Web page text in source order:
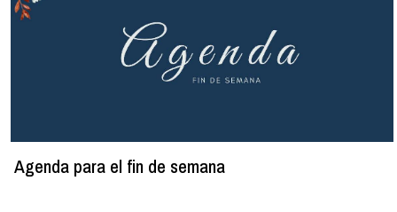
Agenda para el fin de semana